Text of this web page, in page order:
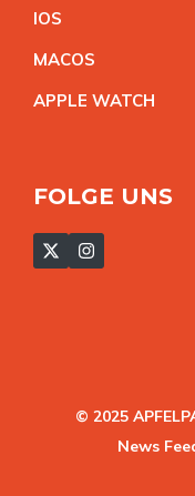
IOS
MACOS
APPLE WATCH
FOLGE UNS
© 2025
News